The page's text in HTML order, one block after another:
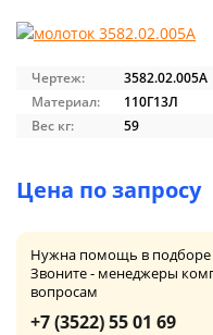
Чертеж:
3582.02.005А
Материал:
110Г13Л
Вес кг:
59
Цена по запросу
Нужна помощь в подборе
Звоните - менеджеры
вопросам
+7 (3522) 55 01 69